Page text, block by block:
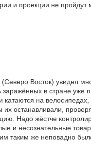
и проекции не пройдут
Восток) увидел
в стране уже
катаются на
их останавливали,
Надо жёстче
и несознательные
таким же неповадно